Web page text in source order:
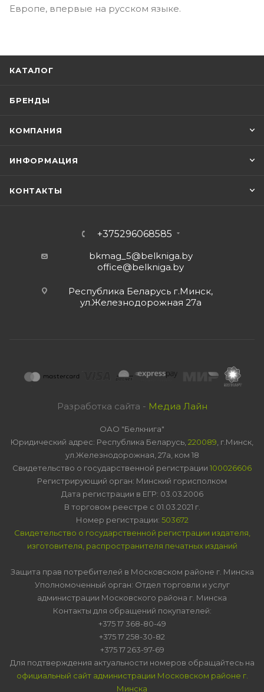
Европе, впервые на русском языке.
КАТАЛОГ
БРЕНДЫ
КОМПАНИЯ
ИНФОРМАЦИЯ
КОНТАКТЫ
+375296068585
bkmag_5@belkniga.by
office@belkniga.by
Республика Беларусь г.Минск,
ул.Железнодорожная 27а
Разработка сайта - Медиа Лайн
ОАО "Белкнига"
Юридический адрес: Республика Беларусь, 220089 , г.Минск,
ул.Железнодорожная, 27а, ком 18
Свидетельство о государственной регистрации 100026606
Регистрирующий орган: Минский горисполком
Дата регистрации в ЕГР: 03.03.2006
В торговом реестре с 01.03.2021 г.
Номер регистрации: 503672
Свидетельство о государственной регистрации издателя,
изготовителя, распространителя печатных изданий
Защита прав потребителей в Московском районе г. Минска
Уполномоченный орган: Отдел торговли и услуг
администрации Московского района г. Минска
Контакты для обращений покупателей:
+375 17 368-80-49
+375 17 258-30-82
+375 17 263-97-69
Для подтверждения актуальности номеров обращайтесь на
официальный сайт администрации Московском районе г.
Минска